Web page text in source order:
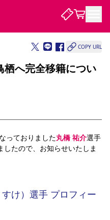
ア情報 アクセス レディース
所属選手
・席種 購入方法
福祉サービス 団体チケット
ルサービス
ス グルメ マッチデープログラム
ー観戦ガイド 公式アプリ
COPY URL
へ完全移籍につい
っておりました丸橋 祐介選手
たので、お知らせいたしま
け）選手 プロフィー